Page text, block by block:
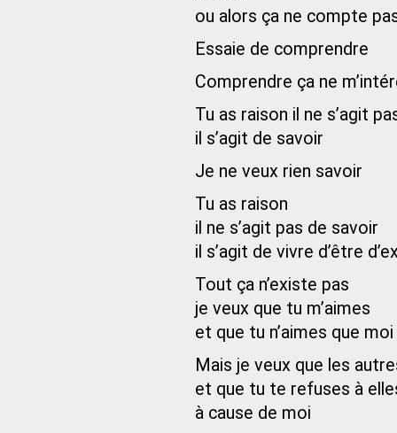
ou alors ça ne compte
Essaie de comprendre
Comprendre ça ne
Tu as raison il ne s’agit
il s’agit de savoir
Je ne veux rien savoir
Tu as raison
il ne s’agit pas de savoir
il s’agit de vivre d’être
Tout ça n’existe pas
je veux que tu m’aimes
et que tu n’aimes que moi
Mais je veux que les
et que tu te refuses à
à cause de moi